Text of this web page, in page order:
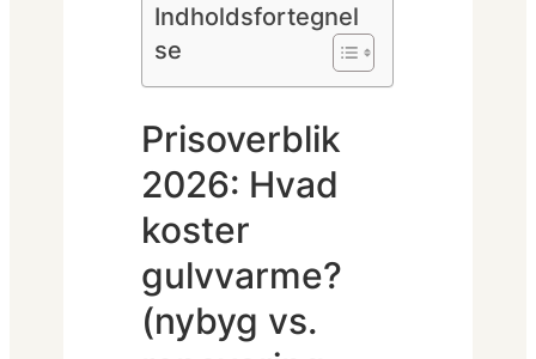
Indholdsfortegnel
se
Prisoverblik
2026: Hvad
koster
gulvvarme?
(nybyg vs.